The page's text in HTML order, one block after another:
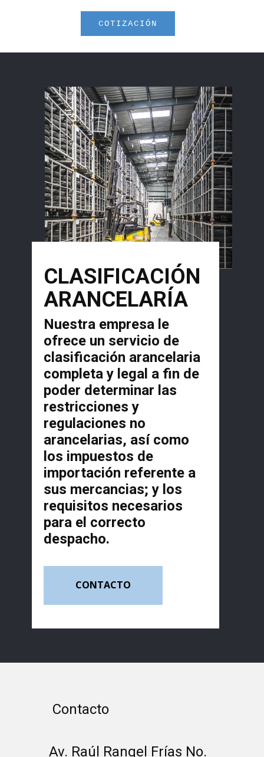
COTIZACIÓN
CLASIFICACIÓN
ARANCELARÍA
Nuestra empresa le
ofrece un servicio de
clasificación arancelaria
completa y legal a fin de
poder determinar las
restricciones y
regulaciones no
arancelarias, así como
los impuestos de
importación referente a
sus mercancias; y los
requisitos necesarios
para el correcto
despacho.
CONTACTO
Contacto
Av. Raúl Rangel Frías No.